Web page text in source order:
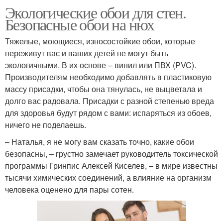
Экологические обои для стен.
Безопасные обои на нюх
Тяжелые, моющиеся, износостойкие обои, которые
переживут вас и ваших детей не могут быть
экологичными. В их основе – винил или ПВХ (PVC).
Производителям необходимо добавлять в пластиковую
массу присадки, чтобы она тянулась, не выцветала и
долго вас радовала. Присадки с разной степенью вреда
для здоровья будут рядом с вами: испаряться из обоев,
ничего не поделаешь.
– Наталья, я не могу вам сказать точно, какие обои
безопасны, – грустно замечает руководитель токсической
программы Гринпис Алексей Киселев, – в мире известны
тысячи химических соединений, а влияние на организм
человека оценено для пары сотен.